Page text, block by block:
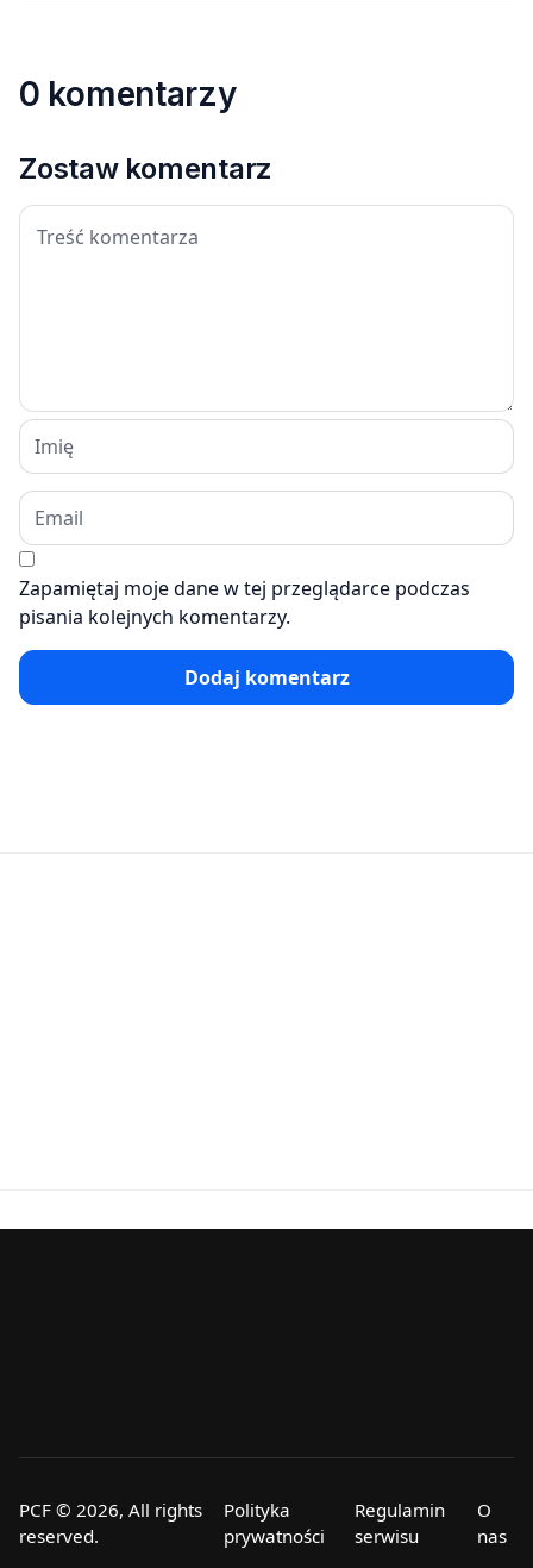
0 komentarzy
Zostaw komentarz
Zapamiętaj moje dane w tej przeglądarce podczas
pisania kolejnych komentarzy.
Dodaj komentarz
PCF © 2026, All rights
reserved.
Polityka
prywatności
Regulamin
serwisu
O
nas